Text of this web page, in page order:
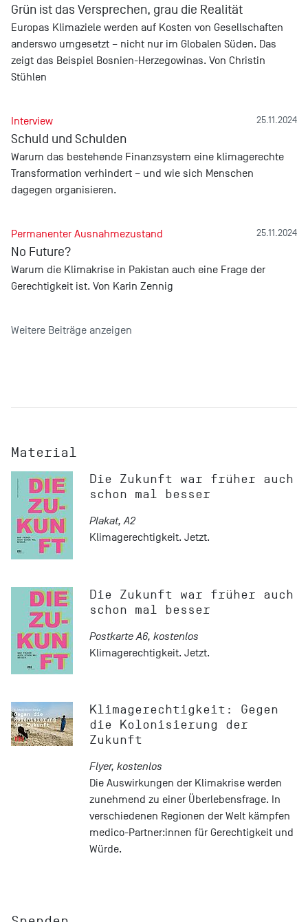
Grün ist das Versprechen, grau die Realität
Europas Klimaziele werden auf Kosten von Gesellschaften
anderswo umgesetzt – nicht nur im Globalen Süden. Das
zeigt das Beispiel Bosnien-Herzegowinas. Von Christin
Stühlen
25.11.2024
Interview
Schuld und Schulden
Warum das bestehende Finanzsystem eine klimagerechte
Transformation verhindert – und wie sich Menschen
dagegen organisieren.
25.11.2024
Permanenter Ausnahmezustand
No Future?
Warum die Klimakrise in Pakistan auch eine Frage der
Gerechtigkeit ist. Von Karin Zennig
Weitere Beiträge anzeigen
Material
Die Zukunft war früher auch
schon mal besser
Plakat, A2
Klimagerechtigkeit. Jetzt.
Die Zukunft war früher auch
schon mal besser
Postkarte A6, kostenlos
Klimagerechtigkeit. Jetzt.
Klimagerechtigkeit: Gegen
die Kolonisierung der
Zukunft
Flyer, kostenlos
Die Auswirkungen der Klimakrise werden
zunehmend zu einer Überlebensfrage. In
verschiedenen Regionen der Welt kämpfen
medico-Partner:innen für Gerechtigkeit und
Würde.